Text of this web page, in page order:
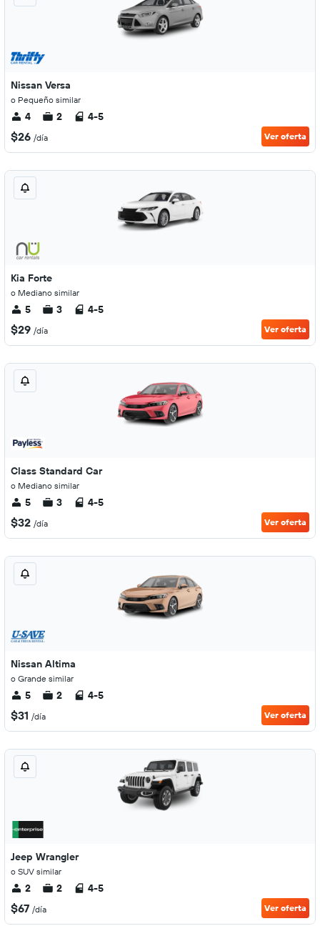
Nissan Versa
o Pequeño similar
4 2 4-5
$26 /día Ver oferta
Kia Forte
o Mediano similar
5 3 4-5
$29 /día Ver oferta
Class Standard Car
o Mediano similar
5 3 4-5
$32 /día Ver oferta
Nissan Altima
o Grande similar
5 2 4-5
$31 /día Ver oferta
Jeep Wrangler
o SUV similar
2 2 4-5
$67 /día Ver oferta